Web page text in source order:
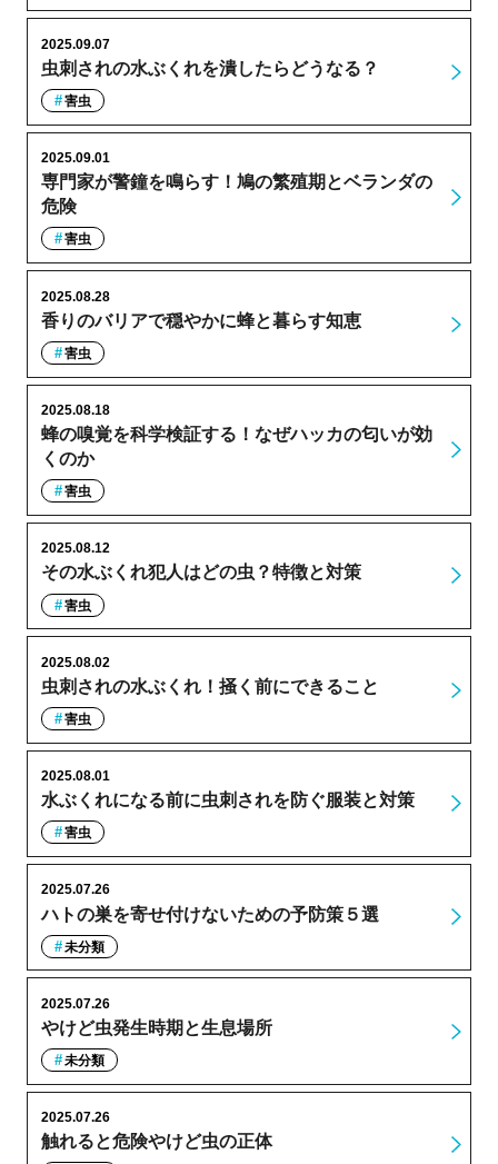
虫刺されの水ぶくれを潰したらどうなる？
2025.09.07
害虫
専門家が警鐘を鳴らす！鳩の繁殖期とベランダの
危険
2025.09.01
害虫
香りのバリアで穏やかに蜂と暮らす知恵
2025.08.28
害虫
蜂の嗅覚を科学検証する！なぜハッカの匂いが効
くのか
2025.08.18
害虫
その水ぶくれ犯人はどの虫？特徴と対策
2025.08.12
害虫
虫刺されの水ぶくれ！掻く前にできること
2025.08.02
害虫
水ぶくれになる前に虫刺されを防ぐ服装と対策
2025.08.01
害虫
ハトの巣を寄せ付けないための予防策５選
2025.07.26
未分類
やけど虫発生時期と生息場所
2025.07.26
未分類
触れると危険やけど虫の正体
2025.07.26